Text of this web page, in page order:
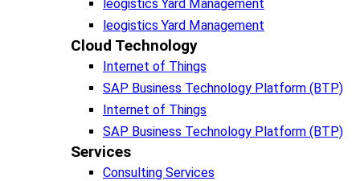
leogistics Yard Management
leogistics Yard Management
Cloud Technology
Internet of Things
SAP Business Technology Platform (BTP)
Internet of Things
SAP Business Technology Platform (BTP)
Services
Consulting Services